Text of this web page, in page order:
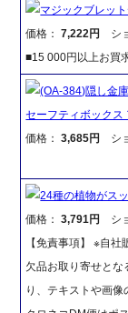
マジックブレッ
価格：7,222円
シ
■15 000円以上お買
(OA-384)隠し金
セーフティボックス
価格：3,685円 シ
24種の植物がス
価格：3,791円
シ
【免責事項】 ※自
欠品お取り寄せとな
り、テキストや画